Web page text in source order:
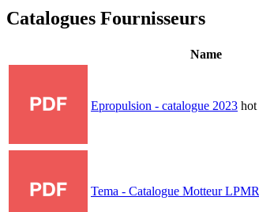
Catalogues Fournisseurs
Name
Epropulsion - catalogue 2023 hot
Tema - Catalogue Motteur LPMR